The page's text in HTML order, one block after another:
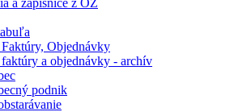
a zápisnice z OZ
Objednávky
a objednávky - archív
podnik